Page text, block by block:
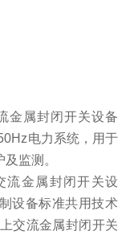
金属封闭开关设备
电力系统，用于
监测。
流金属封闭开关设
设备标准共用技术
交流金属封闭开关